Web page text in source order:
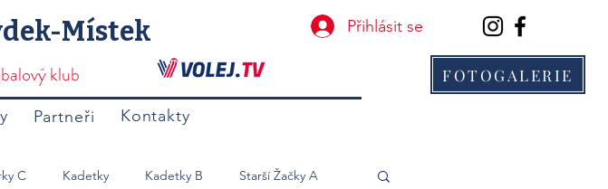
Místek
klub
Partneři Kontakty
FOTOGALERIE
Přihlásit se
C Kadetky Kadetky B Starší Žačky A